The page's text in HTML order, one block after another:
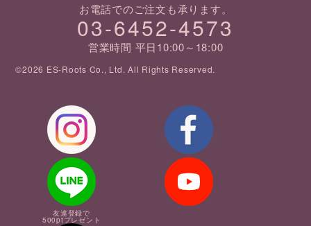
お電話でのご注文も承ります。
03-6452-4573
営業時間 平日10:00～18:00
©2026 ES-Roots Co., Ltd. All Rights Reserved.
友達登録で
500ptプレゼント